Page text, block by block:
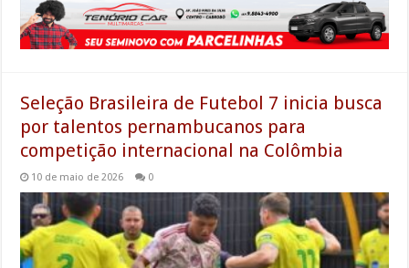
Seleção Brasileira de Futebol 7 inicia busca
por talentos pernambucanos para
competição internacional na Colômbia
10 de maio de 2026 0